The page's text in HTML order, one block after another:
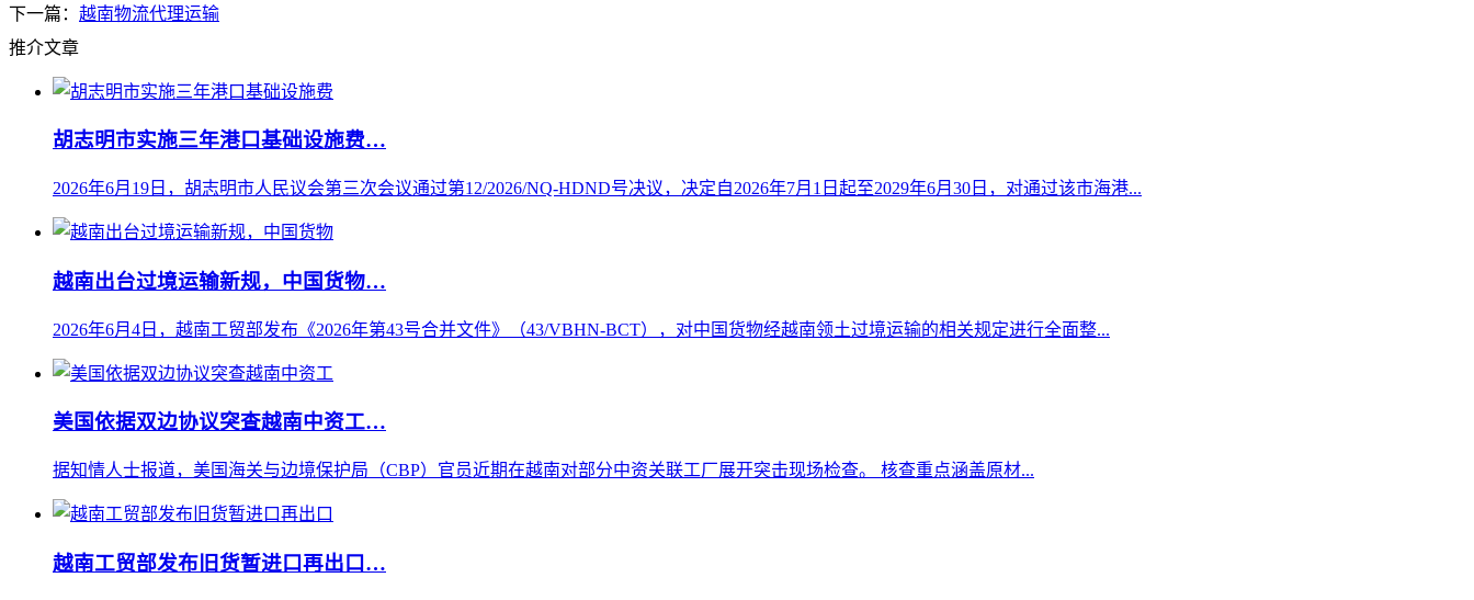
下一篇： 越南物流代理运输
推介文章
胡志明市实施三年港口基础设施费…
2026年6月19日，胡志明市人民议会第三次会议通过第12/2026/NQ-HDND号决议，决定自2026年7月1日起至2029年6月30日，对通过该市海港...
越南出台过境运输新规，中国货物…
2026年6月4日，越南工贸部发布《2026年第43号合并文件》（43/VBHN-BCT），对中国货物经越南领土过境运输的相关规定进行全面整...
美国依据双边协议突查越南中资工…
据知情人士报道，美国海关与边境保护局（CBP）官员近期在越南对部分中资关联工厂展开突击现场检查。 核查重点涵盖原材...
越南工贸部发布旧货暂进口再出口…